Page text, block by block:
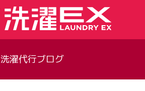
洗濯代行ブログ